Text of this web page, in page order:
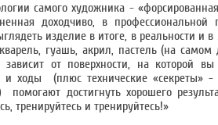
самого художника -
доходчиво, в профессиональной
изделие в итоге, в реальности и
гуашь, акрил, пастель (на
от поверхности, на которой
и ходы (плюс технические
достигнуть хорошего
тренируйтесь и тренируйтесь!»